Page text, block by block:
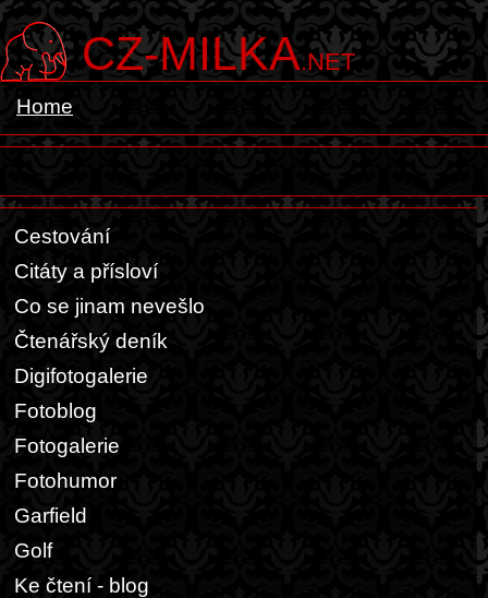
CZ-MILKA.NET
Home
Cestování
Citáty a přísloví
Co se jinam nevešlo
Čtenářský deník
Digifotogalerie
Fotoblog
Fotogalerie
Fotohumor
Garfield
Golf
Ke čtení - blog